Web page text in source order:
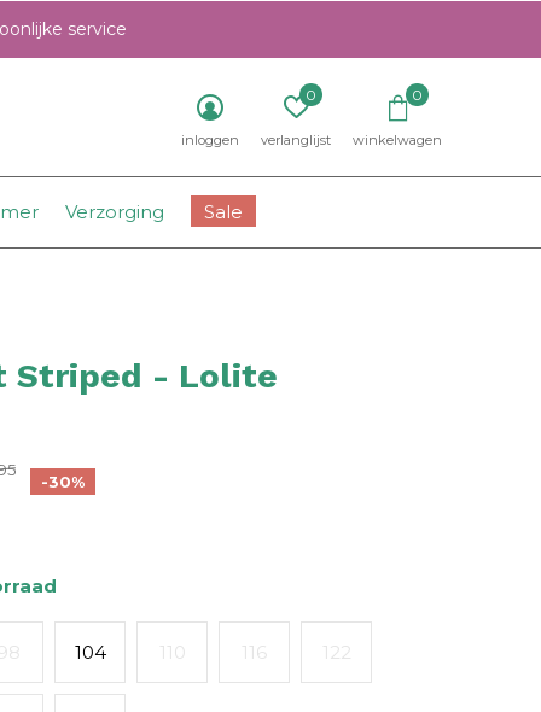
Verzorging Sale
inloggen verlanglijst
0
winkelwagen
0
service
Striped - Lolite
-30%
104 110 116 122